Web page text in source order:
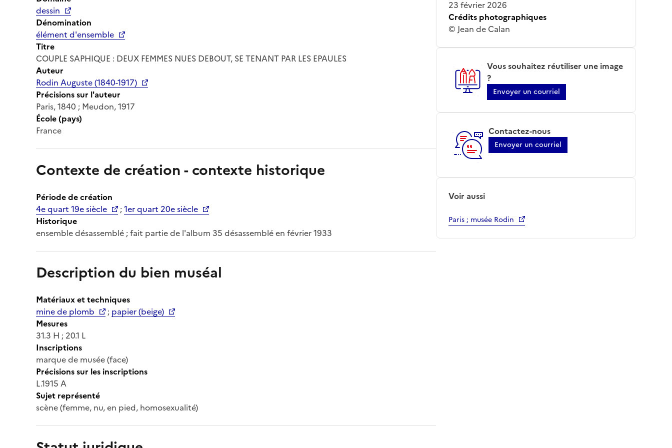
dessin
Dénomination
élément d'ensemble
Titre
COUPLE SAPHIQUE : DEUX FEMMES NUES DEBOUT, SE TENANT PAR LES EPAULES
Auteur
Rodin Auguste (1840-1917)
Précisions sur l'auteur
Paris, 1840 ; Meudon, 1917
École (pays)
France
Contexte de création - contexte historique
Période de création
4e quart 19e siècle
;1er quart 20e siècle
Historique
ensemble désassemblé ; fait partie de l'album 35 désassemblé en février 1933
Description du bien muséal
Matériaux et techniques
mine de plomb
; papier (beige)
Mesures
31.3 H ; 20.1 L
Inscriptions
marque de musée (face)
Précisions sur les inscriptions
L.1915 A
Sujet représenté
scène (femme, nu, en pied, homosexualité)
23 février 2026
Crédits photographiques
© Jean de Calan
Vous souhaitez réutiliser une image
?
Envoyer un courriel
Contactez-nous
Envoyer un courriel
Voir aussi
Paris ; musée Rodin